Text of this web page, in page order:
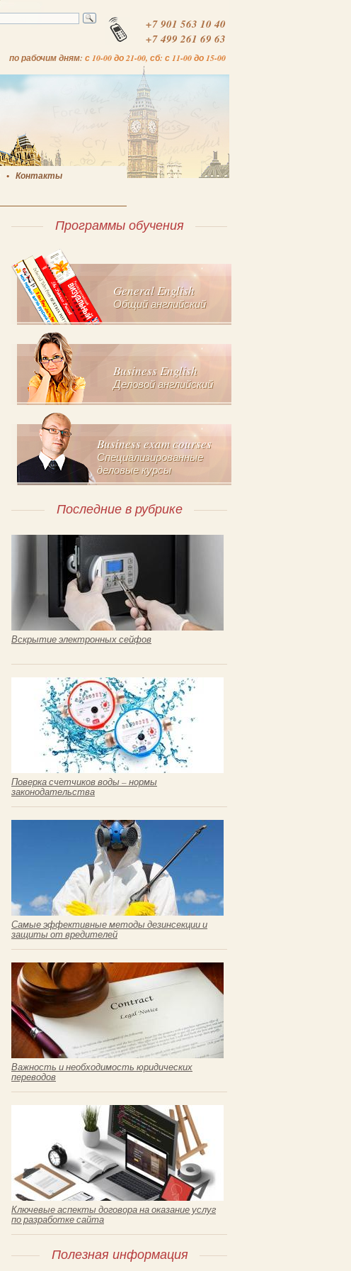
+7 901 563 10 40
+7 499 261 69 63
по рабочим дням: с 10-00 до 21-00, сб: с 11-00 до 15-00
Контакты
Программы обучения
General English
Общий английский
Business English
Деловой английский
Business exam courses
Специализированные
деловые курсы
Последние в рубрике
Вскрытие электронных сейфов
Поверка счетчиков воды – нормы
законодательства
Самые эффективные методы дезинсекции и
защиты от вредителей
Важность и необходимость юридических
переводов
Ключевые аспекты договора на оказание услуг
по разработке сайта
Полезная информация